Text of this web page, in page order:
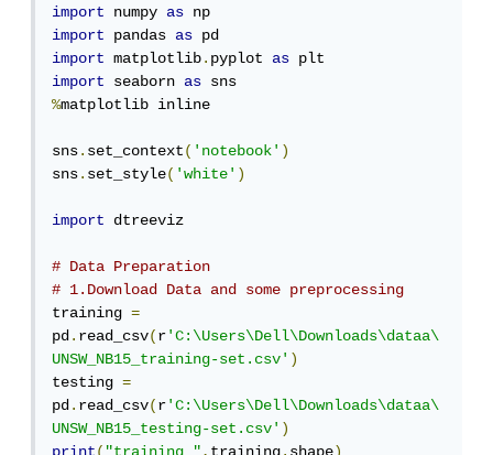
import numpy as
import
pandas as
import matplotlib.pyplot as
import
seaborn as
%matplotlib inline
sns.set_context('notebook')
sns.set_style('white')
import dtreeviz
# Data Preparation
# 1.Download Data and some preprocessing
training =
pd.read_csv(r'C:\Users\Dell\Downloads\dataa\
UNSW_NB15_training-set.csv')
testing =
pd.read_csv(r'C:\Users\Dell\Downloads\dataa\
UNSW_NB15_testing-set.csv')